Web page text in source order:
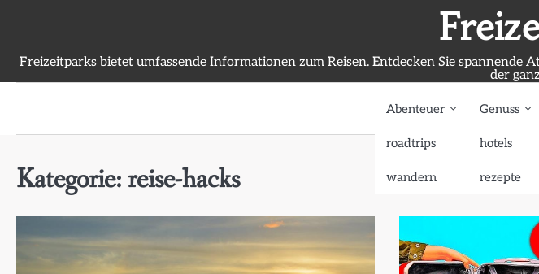
Freizeitparks bietet umfassende Informationen zum Reisen. Entdecken Sie
der
Abenteuer
roadtrips
wandern
Genuss
hotels
rezepte
Kategorie:reise-hacks